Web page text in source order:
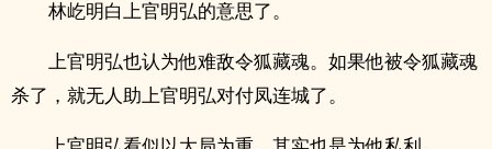
林屹明白上官明弘的意思了。
上官明弘也认为他难敌令狐藏魂。如果他被令狐藏魂
杀了，就无人助上官明弘对付凤连城了。